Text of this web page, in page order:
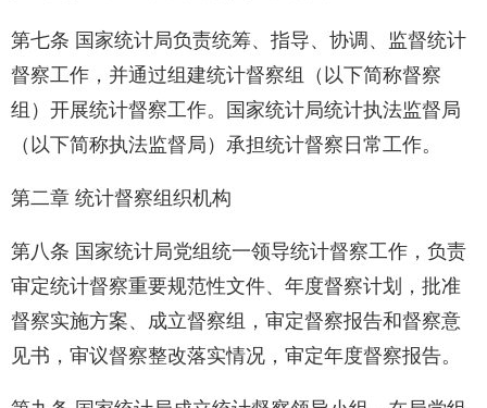
第七条 国家统计局负责统筹、指导、协调、监督统计
督察工作，并通过组建统计督察组（以下简称督察
组）开展统计督察工作。国家统计局统计执法监督局
（以下简称执法监督局）承担统计督察日常工作。
第二章 统计督察组织机构
第八条 国家统计局党组统一领导统计督察工作，负责
审定统计督察重要规范性文件、年度督察计划，批准
督察实施方案、成立督察组，审定督察报告和督察意
见书，审议督察整改落实情况，审定年度督察报告。